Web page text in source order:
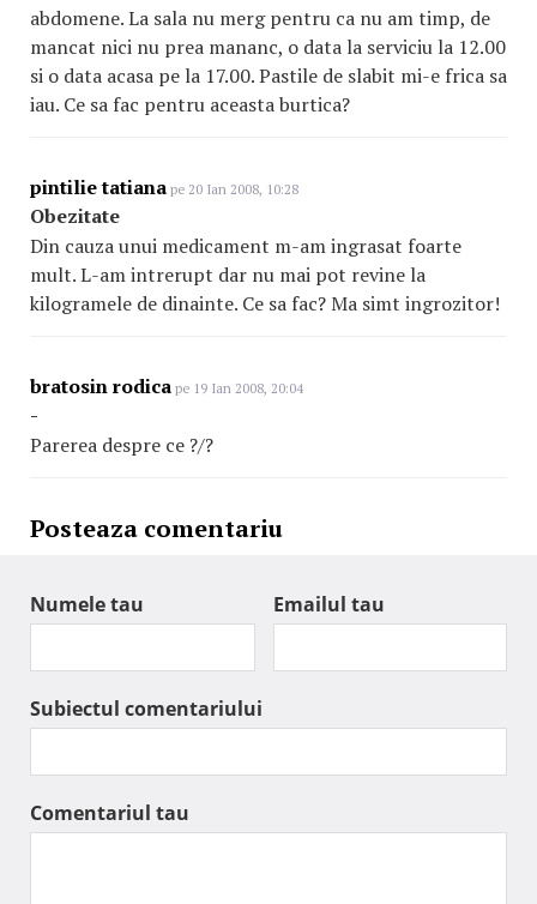
abdomene. La sala nu merg pentru ca nu am timp, de
mancat nici nu prea mananc, o data la serviciu la 12.00
si o data acasa pe la 17.00. Pastile de slabit mi-e frica sa
iau. Ce sa fac pentru aceasta burtica?
pintilie tatiana pe 20 Ian 2008, 10:28
Obezitate
Din cauza unui medicament m-am ingrasat foarte
mult. L-am intrerupt dar nu mai pot revine la
kilogramele de dinainte. Ce sa fac? Ma simt ingrozitor!
bratosin rodica pe 19 Ian 2008, 20:04
-
Parerea despre ce ?/?
Posteaza comentariu
Numele tau Emailul tau
Subiectul comentariului
Comentariul tau